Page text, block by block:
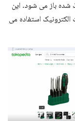
شده باز می شود. این
استفاده می